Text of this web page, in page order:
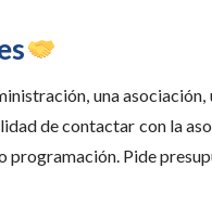
una
de contactar con la
Pide